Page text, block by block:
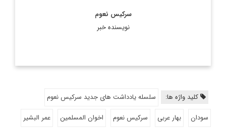
سرکیس نعوم
نویسنده خبر
کلید واژه ها:
سلسله یادداشت های جدید سرکیس نعوم
سودان
بهار عربی سرکیس نعوم اخوان المسلمین عمر البشیر